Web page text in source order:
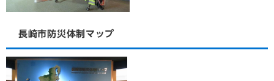
長崎市防災体制マップ